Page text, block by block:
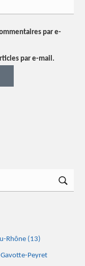
par e-
par e-mail.
Rhône (13)
Peyret